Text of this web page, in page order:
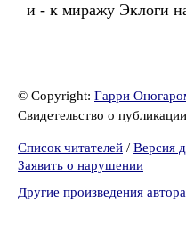
и - к миражу Эклоги
© Copyright: Гарри
Свидетельство о
Список читателей / Версия
Заявить о нарушении
Другие произведения